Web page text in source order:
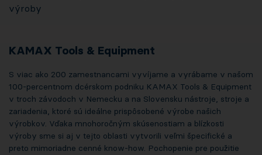
výroby
KAMAX Tools & Equipment
S viac ako 200 zamestnancami vyvíjame a vyrábame v našom
100-percentnom dcérskom podniku KAMAX Tools & Equipment
v troch závodoch v Nemecku a na Slovensku nástroje, stroje a
zariadenia, ktoré sú ideálne prispôsobené výrobe našich
výrobkov. Vďaka mnohoročným skúsenostiam a blízkosti
výroby sme si aj v tejto oblasti vytvorili veľmi špecifické a
preto mimoriadne cenné know-how. Pochopenie pre použitie